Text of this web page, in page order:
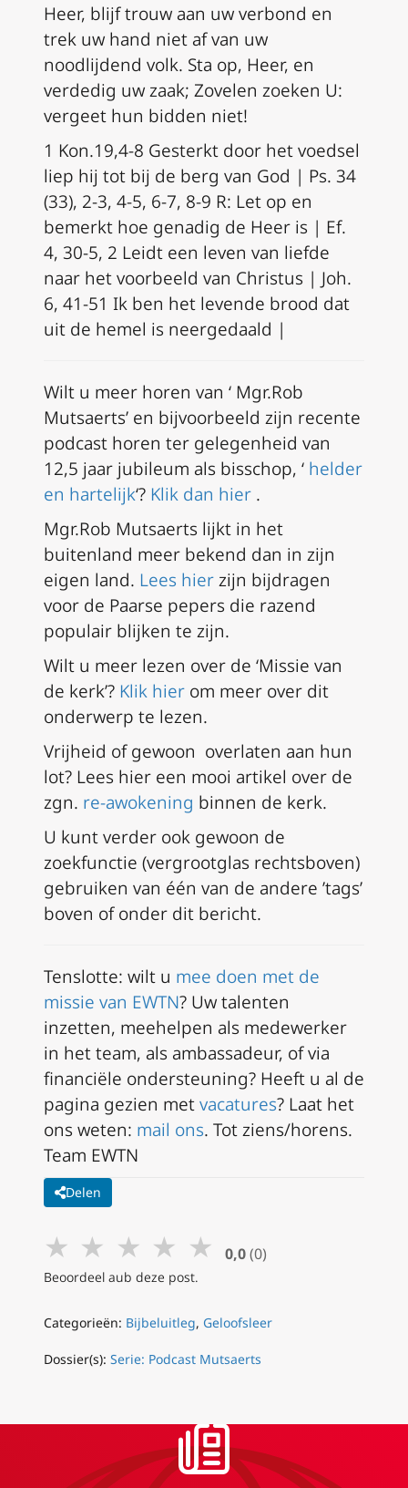
Heer, blijf trouw aan uw verbond en
trek uw hand niet af van uw
noodlijdend volk. Sta op, Heer, en
verdedig uw zaak; Zovelen zoeken U:
vergeet hun bidden niet!
1 Kon.19,4-8 Gesterkt door het voedsel
liep hij tot bij de berg van God | Ps. 34
(33), 2-3, 4-5, 6-7, 8-9 R: Let op en
bemerkt hoe genadig de Heer is | Ef.
4, 30-5, 2 Leidt een leven van liefde
naar het voorbeeld van Christus | Joh.
6, 41-51 Ik ben het levende brood dat
uit de hemel is neergedaald |
Wilt u meer horen van ‘ Mgr.Rob
Mutsaerts’ en bijvoorbeeld zijn recente
podcast horen ter gelegenheid van
12,5 jaar jubileum als bisschop, ‘ helder
en hartelijk‘? Klik dan hier .
Mgr.Rob Mutsaerts lijkt in het
buitenland meer bekend dan in zijn
eigen land. Lees hierzijn bijdragen
voor de Paarse pepers die razend
populair blijken te zijn.
Wilt u meer lezen over de ‘Missie van
de kerk’? Klik hier om meer over dit
onderwerp te lezen.
Vrijheid of gewoon overlaten aan hun
lot? Lees hier een mooi artikel over de
zgn. re-awokening binnen de kerk.
U kunt verder ook gewoon de
zoekfunctie (vergrootglas rechtsboven)
gebruiken van één van de andere ’tags’
boven of onder dit bericht.
Tenslotte: wilt u mee doen met de
missie van EWTN? Uw talenten
inzetten, meehelpen als medewerker
in het team, als ambassadeur, of via
financiële ondersteuning? Heeft u al de
pagina gezien metvacatures? Laat het
ons weten: mail ons. Tot ziens/horens.
Team EWTN
Delen
★ ★ ★ ★ ★ 0,0 (0)
Beoordeel aub deze post.
Categorieën: Bijbeluitleg, Geloofsleer
Dossier(s): Serie: Podcast Mutsaerts